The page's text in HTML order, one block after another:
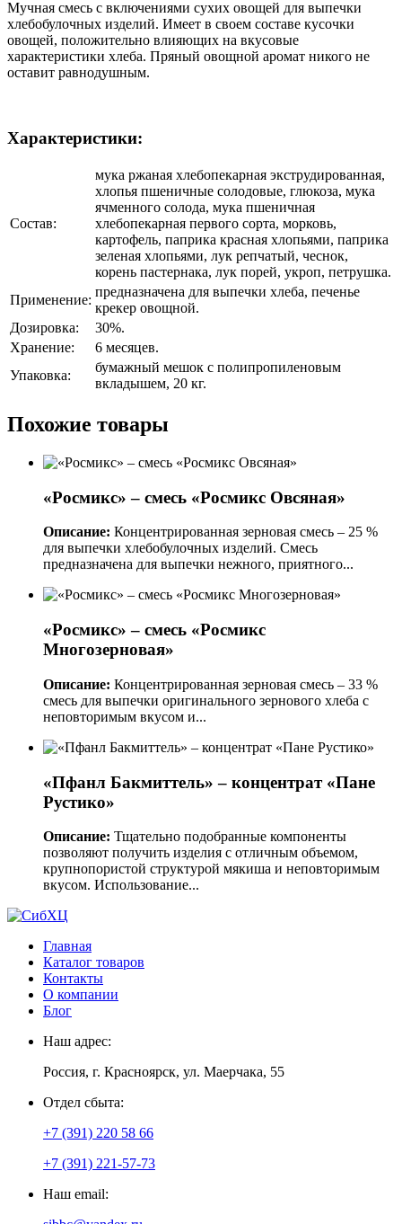
Мучная смесь с включениями сухих овощей для выпечки
хлебобулочных изделий. Имеет в своем составе кусочки
овощей, положительно влияющих на вкусовые
характеристики хлеба. Пряный овощной аромат никого не
оставит равнодушным.
Характеристики:
Состав:
мука ржаная хлебопекарная экструдированная,
хлопья пшеничные солодовые, глюкоза, мука
ячменного солода, мука пшеничная
хлебопекарная первого сорта, морковь,
картофель, паприка красная хлопьями, паприка
зеленая хлопьями, лук репчатый, чеснок,
корень пастернака, лук порей, укроп, петрушка.
Применение:
предназначена для выпечки хлеба, печенье
крекер овощной.
Дозировка:
30%.
Хранение:
6 месяцев.
Упаковка:
бумажный мешок с полипропиленовым
вкладышем, 20 кг.
Похожие товары
«Росмикс» – смесь «Росмикс Овсяная»
Описание: Концентрированная зерновая смесь – 25 %
для выпечки хлебобулочных изделий. Смесь
предназначена для выпечки нежного, приятного...
«Росмикс» – смесь «Росмикс
Многозерновая»
Описание: Концентрированная зерновая смесь – 33 %
смесь для выпечки оригинального зернового хлеба с
неповторимым вкусом и...
«Пфанл Бакмиттель» – концентрат «Пане
Рустико»
Описание: Тщательно подобранные компоненты
позволяют получить изделия с отличным объемом,
крупнопористой структурой мякиша и неповторимым
вкусом. Использование...
Главная
Каталог товаров
Контакты
О компании
Блог
Наш адрес:
Россия, г. Красноярск, ул. Маерчака, 55
Отдел сбыта:
+7 (391) 220 58 66
+7 (391) 221-57-73
Наш email: